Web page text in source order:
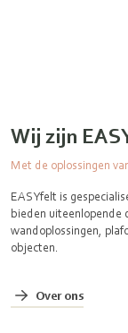
Wij zijn
Met de oplossingen
EASYfelt is
bieden uiteenlopende
wandoplossingen,
objecten.
Over ons